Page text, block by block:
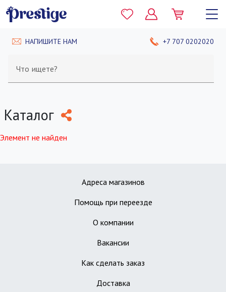
НАПИШИТЕ НАМ +7 707 0202020
Что ищете?
Каталог
Элемент не найден
Адреса магазинов
Помощь при переезде
О компании
Вакансии
Как сделать заказ
Доставка